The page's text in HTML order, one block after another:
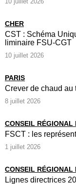
CHER
CST : Schéma
liminaire FSU-CGT
10 juillet 2026
PARIS
Crever de chaud au
8 juillet 2026
CONSEIL RÉGIONAL
FSCT : les
1 juillet 2026
CONSEIL RÉGIONAL
Lignes directrices